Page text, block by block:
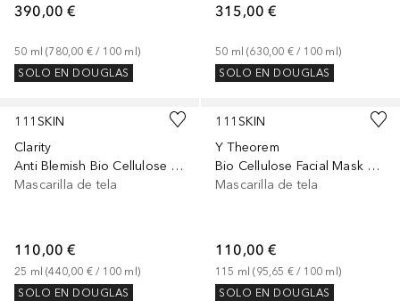
390,00 €
50 ml (780,00 € / 100 ml )
SOLO EN DOUGLAS
315,00 €
50 ml (630,00 € / 100 ml )
SOLO EN DOUGLAS
111SKIN
Clarity
Anti Blemish Bio Cellulose Facial Mask Box
Mascarilla de tela
110,00 €
25 ml (440,00 € / 100 ml )
SOLO EN DOUGLAS
111SKIN
Y Theorem
Bio Cellulose Facial Mask Box
Mascarilla de tela
110,00 €
115 ml (95,65 € / 100 ml )
SOLO EN DOUGLAS